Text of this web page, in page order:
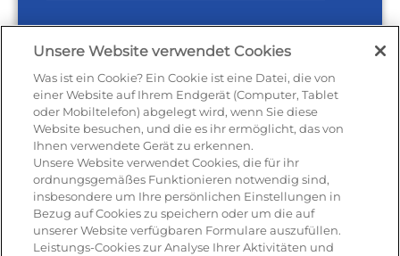
Bringen Sie italienische Raffinesse
von Galbani
ALLES ÜBER RICOTTA
ENTDECKEN
Wie wird Ricotta hergestellt ?
Unsere Website verwendet Cookies
Was ist ein Cookie? Ein Cookie ist eine Datei, die von
einer Website auf Ihrem Endgerät (Computer, Tablet
oder Mobiltelefon) abgelegt wird, wenn Sie diese
Website besuchen, und die es ihr ermöglicht, das von
Ihnen verwendete Gerät zu erkennen.
Unsere Website verwendet Cookies, die für ihr
ordnungsgemäßes Funktionieren notwendig sind,
insbesondere um Ihre persönlichen Einstellungen in
Bezug auf Cookies zu speichern oder um die auf
unserer Website verfügbaren Formulare auszufüllen.
Leistungs-Cookies zur Analyse Ihrer Aktivitäten und